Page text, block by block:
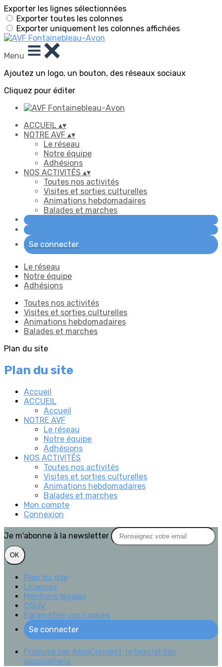
Exporter les lignes sélectionnées
Exporter toutes les colonnes
Exporter uniquement les colonnes affichées
Menu
Ajoutez un logo, un bouton, des réseaux sociaux
Cliquez pour éditer
ACCUEIL ▴▾
NOTRE AVF ▴▾
Le réseau
Notre équipe
Adhésions
NOS ACTIVITÉS ▴▾
Toutes nos activités
Visites et sorties culturelles
Animations hebdomadaires
Balades et marches
Se connecter
Le réseau
Notre équipe
Adhésions
Toutes nos activités
Visites et sorties culturelles
Animations hebdomadaires
Balades et marches
Plan du site
Plan du site
Accueil
ACCUEIL
Accueil
NOTRE AVF
Le réseau
Notre équipe
Adhésions
NOS ACTIVITÉS
Toutes nos activités
Visites et sorties culturelles
Animations hebdomadaires
Balades et marches
Mon compte
Connexion
Je m'abonne à la newsletter
OK
Plan du site
Licences
Mentions légales
CGUV
Paramétrer vos cookies
Se connecter
Propulsé par AssoConnect, le logiciel des
associations